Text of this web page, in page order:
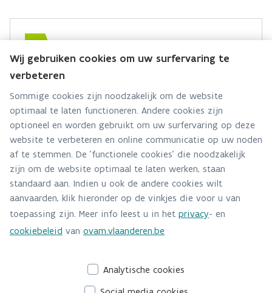
Grondstoffen
Team Productketens
Alle contactgegevens
Adres
Stationsstraat 110
2800 Mechelen
Route en bereikbaarheid
E-mail
grondstof@ovam.be
Wij gebruiken cookies om uw surfervaring te
verbeteren
Sommige cookies zijn noodzakelijk om de website
optimaal te laten functioneren. Andere cookies zijn
optioneel en worden gebruikt om uw surfervaring op deze
website te verbeteren en online communicatie op uw noden
af te stemmen. De 'functionele cookies' die noodzakelijk
zijn om de website optimaal te laten werken, staan
standaard aan. Indien u ook de andere cookies wilt
aanvaarden, klik hieronder op de vinkjes die voor u van
toepassing zijn. Meer info leest u in het privacy- en
cookiebeleid van ovam.vlaanderen.be
Analytische cookies